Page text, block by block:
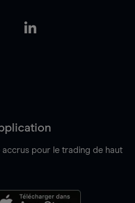
pour le trading de haut